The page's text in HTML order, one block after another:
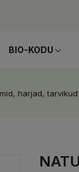
BIO-KODU
harjad, tarvikud